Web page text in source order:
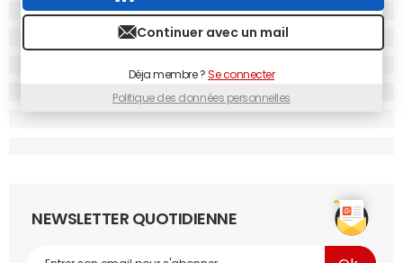
la sixième acquisition du groupe en six mois.
Continuer avec un mail
Déja membre ?Se connecter
Politique des données personnelles
NEWSLETTER QUOTIDIENNE